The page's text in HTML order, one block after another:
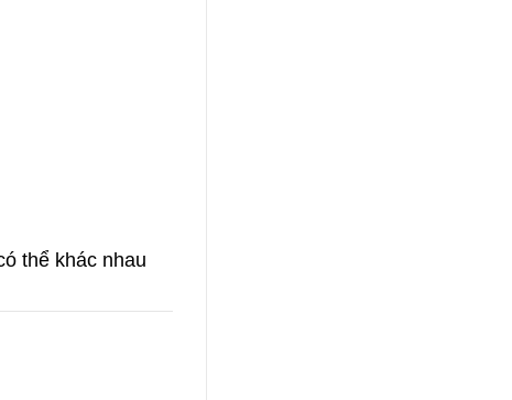
thể khác nhau